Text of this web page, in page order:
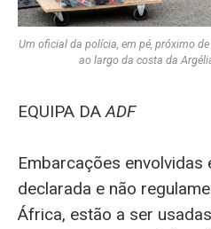
Um oficial da polícia, em pé, próximo
ao largo da costa da
EQUIPA DAADF
Embarcações envolvidas
declarada e não
África, estão a ser